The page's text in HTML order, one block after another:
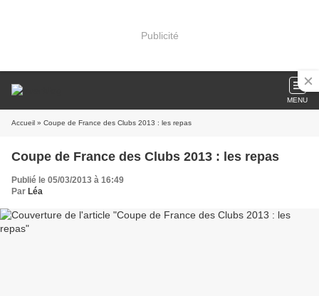
Publicité
MENU
Accueil » Coupe de France des Clubs 2013 : les repas
Coupe de France des Clubs 2013 : les repas
Publié le 05/03/2013 à 16:49
Par Léa